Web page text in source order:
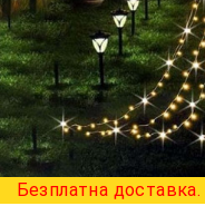
Безплатна